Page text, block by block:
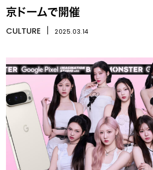
京ドームで開催
CULTURE 2025.03.14